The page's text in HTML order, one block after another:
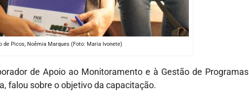
de Picos, Noêmia Marques (Foto: Maria Ivonete)
de Apoio ao Monitoramento e à Gestão de Programas
falou sobre o objetivo da capacitação.